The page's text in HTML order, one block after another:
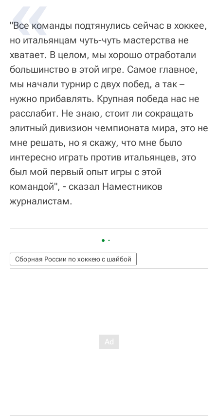
"Все команды подтянулись сейчас в хоккее,
но итальянцам чуть-чуть мастерства не
хватает. В целом, мы хорошо отработали
большинство в этой игре. Самое главное,
мы начали турнир с двух побед, а так –
нужно прибавлять. Крупная победа нас не
расслабит. Не знаю, стоит ли сокращать
элитный дивизион чемпионата мира, это не
мне решать, но я скажу, что мне было
интересно играть против итальянцев, это
был мой первый опыт игры с этой
командой", - сказал Наместников
журналистам.
Сборная России по хоккею с шайбой